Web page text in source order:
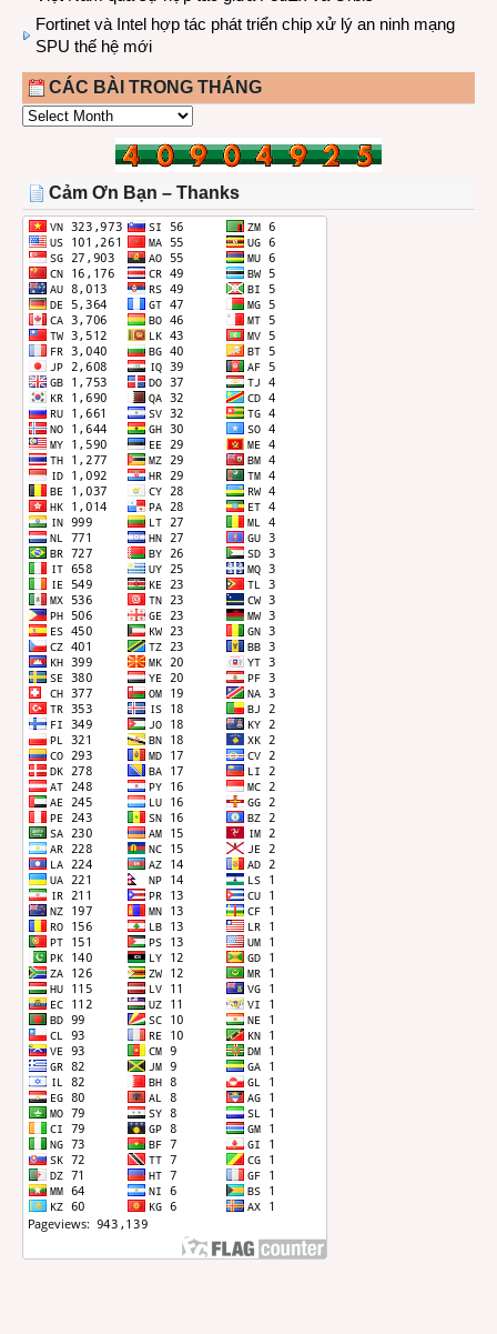
Fortinet và Intel hợp tác phát triển chip xử lý an ninh mạng
SPU thế hệ mới
CÁC BÀI TRONG THÁNG
CÁC
THÁNG
Cảm Ơn Bạn – Thanks